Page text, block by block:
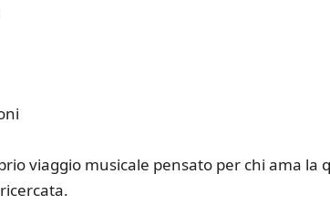
viaggio musicale pensato per chi ama la